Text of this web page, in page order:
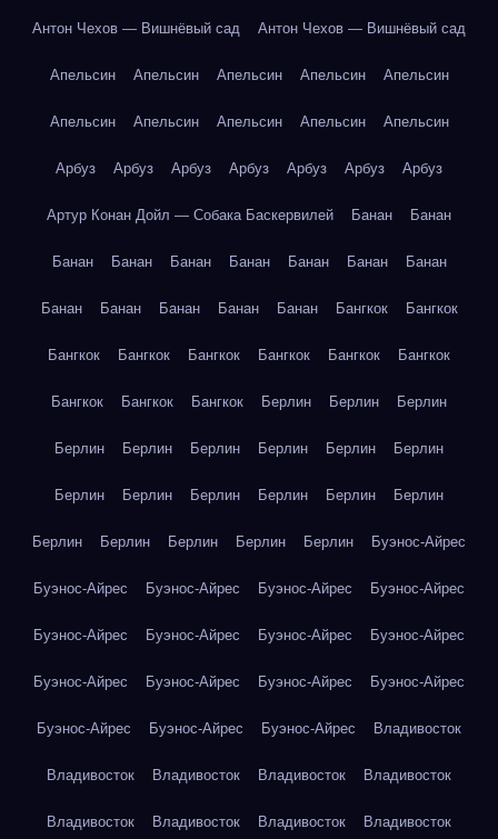
Антон Чехов — Вишнёвый сад Антон Чехов — Вишнёвый сад
Апельсин Апельсин Апельсин Апельсин Апельсин
Апельсин Апельсин Апельсин Апельсин Апельсин
Арбуз Арбуз Арбуз Арбуз Арбуз Арбуз Арбуз
Артур Конан Дойл — Собака Баскервилей Банан Банан
Банан Банан Банан Банан Банан Банан Банан
Банан Банан Банан Банан Банан Бангкок Бангкок
Бангкок Бангкок Бангкок Бангкок Бангкок Бангкок
Бангкок Бангкок Бангкок Берлин Берлин Берлин
Берлин Берлин Берлин Берлин Берлин Берлин
Берлин Берлин Берлин Берлин Берлин Берлин
Берлин Берлин Берлин Берлин Берлин Буэнос-Айрес
Буэнос-Айрес Буэнос-Айрес Буэнос-Айрес Буэнос-Айрес
Буэнос-Айрес Буэнос-Айрес Буэнос-Айрес Буэнос-Айрес
Буэнос-Айрес Буэнос-Айрес Буэнос-Айрес Буэнос-Айрес
Буэнос-Айрес Буэнос-Айрес Буэнос-Айрес Владивосток
Владивосток Владивосток Владивосток Владивосток
Владивосток Владивосток Владивосток Владивосток